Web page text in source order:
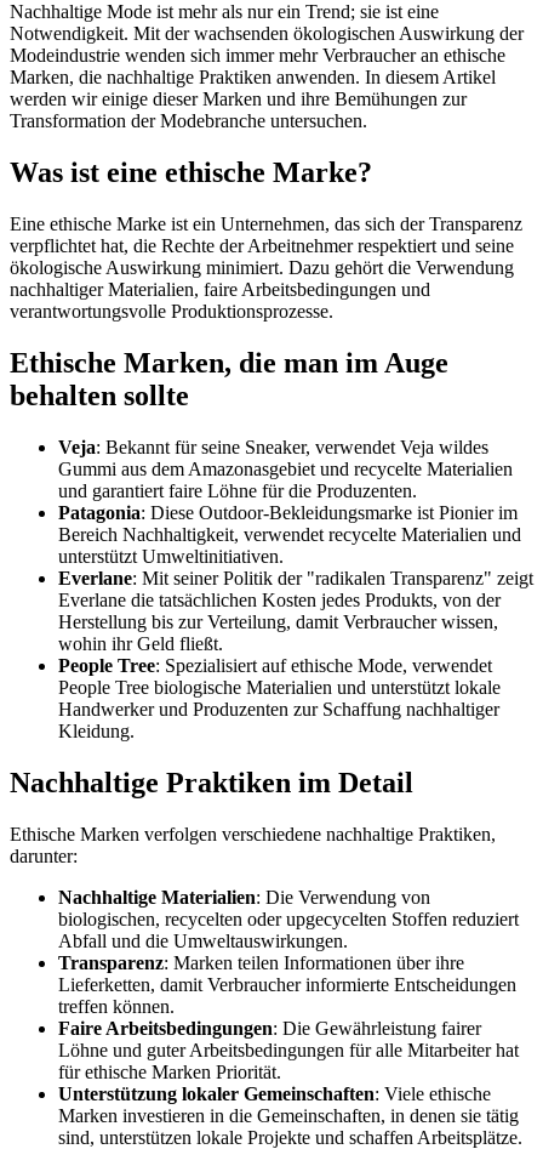
Nachhaltige Mode ist mehr als nur ein Trend; sie ist eine
Notwendigkeit. Mit der wachsenden ökologischen Auswirkung der
Modeindustrie wenden sich immer mehr Verbraucher an ethische
Marken, die nachhaltige Praktiken anwenden. In diesem Artikel
werden wir einige dieser Marken und ihre Bemühungen zur
Transformation der Modebranche untersuchen.
Was ist eine ethische Marke?
Eine ethische Marke ist ein Unternehmen, das sich der Transparenz
verpflichtet hat, die Rechte der Arbeitnehmer respektiert und seine
ökologische Auswirkung minimiert. Dazu gehört die Verwendung
nachhaltiger Materialien, faire Arbeitsbedingungen und
verantwortungsvolle Produktionsprozesse.
Ethische Marken, die man im Auge
behalten sollte
Veja: Bekannt für seine Sneaker, verwendet Veja wildes
Gummi aus dem Amazonasgebiet und recycelte Materialien
und garantiert faire Löhne für die Produzenten.
Patagonia: Diese Outdoor-Bekleidungsmarke ist Pionier im
Bereich Nachhaltigkeit, verwendet recycelte Materialien und
unterstützt Umweltinitiativen.
Everlane: Mit seiner Politik der "radikalen Transparenz" zeigt
Everlane die tatsächlichen Kosten jedes Produkts, von der
Herstellung bis zur Verteilung, damit Verbraucher wissen,
wohin ihr Geld fließt.
People Tree: Spezialisiert auf ethische Mode, verwendet
People Tree biologische Materialien und unterstützt lokale
Handwerker und Produzenten zur Schaffung nachhaltiger
Kleidung.
Nachhaltige Praktiken im Detail
Ethische Marken verfolgen verschiedene nachhaltige Praktiken,
darunter:
Nachhaltige Materialien: Die Verwendung von
biologischen, recycelten oder upgecycelten Stoffen reduziert
Abfall und die Umweltauswirkungen.
Transparenz: Marken teilen Informationen über ihre
Lieferketten, damit Verbraucher informierte Entscheidungen
treffen können.
Faire Arbeitsbedingungen: Die Gewährleistung fairer
Löhne und guter Arbeitsbedingungen für alle Mitarbeiter hat
für ethische Marken Priorität.
Unterstützung lokaler Gemeinschaften: Viele ethische
Marken investieren in die Gemeinschaften, in denen sie tätig
sind, unterstützen lokale Projekte und schaffen Arbeitsplätze.